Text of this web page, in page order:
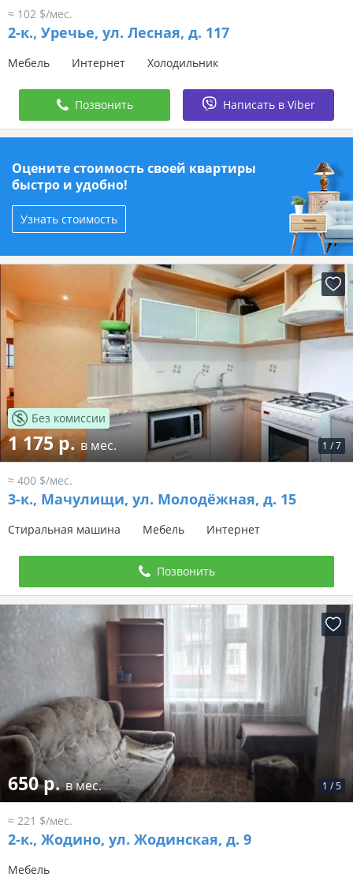
≈ 102 $/мес.
2-к., Уречье, ул. Лесная, д. 117
Мебель Интернет Холодильник
Позвонить Написать в Viber
Оцените стоимость своей квартиры
быстро и удобно!
Узнать стоимость
1 /7
Без комиссии
1 175 р.в мес.
≈ 400 $/мес.
3-к., Мачулищи, ул. Молодёжная, д. 15
Стиральная машина Мебель Интернет
Позвонить
1 /5
650 р.в мес.
≈ 221 $/мес.
2-к., Жодино, ул. Жодинская, д. 9
Мебель